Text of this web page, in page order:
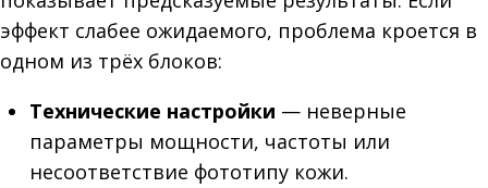
эффект слабее ожидаемого, проблема кроется в
одном из трёх блоков:
Технические настройки — неверные
параметры мощности, частоты или
несоответствие фототипу кожи.